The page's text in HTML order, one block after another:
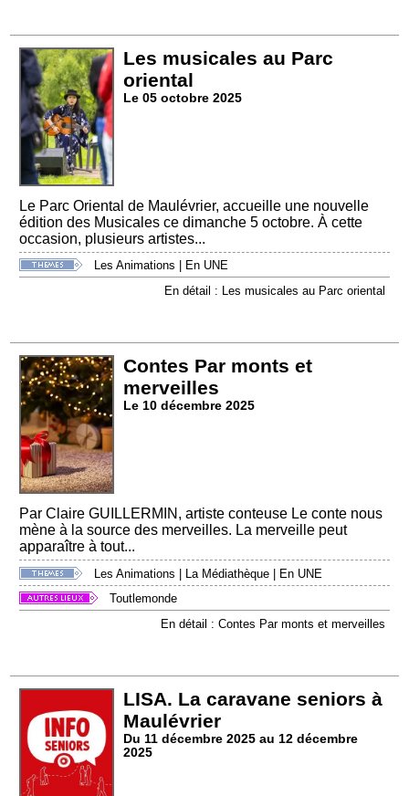
Les musicales au Parc
oriental
Le 05 octobre 2025
Le Parc Oriental de Maulévrier, accueille une nouvelle
édition des Musicales ce dimanche 5 octobre. À cette
occasion, plusieurs artistes...
Les Animations
En UNE
En détail : Les musicales au Parc oriental
Contes Par monts et
merveilles
Le 10 décembre 2025
Par Claire GUILLERMIN, artiste conteuse Le conte nous
mène à la source des merveilles. La merveille peut
apparaître à tout...
Les Animations | La Médiathèque | En UNE
Toutlemonde
En détail : Contes Par monts et merveilles
LISA. La caravane seniors à
Maulévrier
Du 11 décembre 2025 au 12 décembre
2025